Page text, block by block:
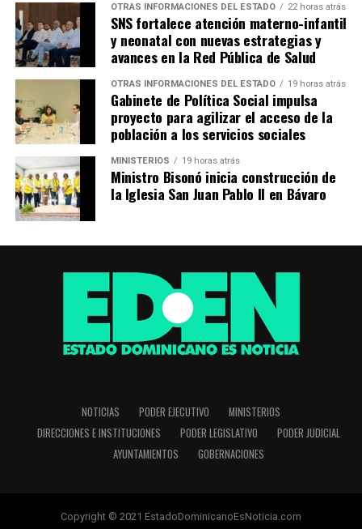
OTRAS INFORMACIONES DEL ESTADO 22 horas atrás
SNS fortalece atención materno-infantil
y neonatal con nuevas estrategias y
avances en la Red Pública de Salud
OTRAS INFORMACIONES DEL ESTADO 19 horas atrás
Gabinete de Política Social impulsa
proyecto para agilizar el acceso de la
población a los servicios sociales
MINISTERIOS 19 horas atrás
Ministro Bisonó inicia construcción de
la Iglesia San Juan Pablo II en Bávaro
NOTICIAS PODER EJECUTIVO
MINISTERIOS
DIRECCIONES E INSTITUCIONES
PODER LEGISLATIVO
PODER JUDICIAL
AYUNTAMIENTOS
GOBERNACIONES
Copyright © 2021 EstadoDominicanoEsNoticia.com